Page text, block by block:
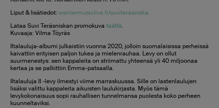
Liput & lisätiedot: warnermusiclive.fi/suviterasniska
Lataa Suvi Teräsniskan promokuva täältä.
Kuvaaja: Vilma Töyräs
Iltalauluja-albumi julkaistiin vuonna 2020, jolloin suomalaisissa perheissä
kaivattiin erityisen paljon tukea ja mielenrauhaa. Levy on ollut
suurmenestys: sen kappaleita on striimattu yhteensä yli 40 miljoonaa
kertaa ja se palkittiin Emma-patsaalla.
Iltalauluja II -levy ilmestyi viime marraskuussa. Sille on lastenlaulujen
lisäksi valittu kappaleita aikuisten laulukirjasta. Myös tämä
levykokonaisuus sopii rauhallisen tunnelmansa puolesta koko perheen
kuunneltaviksi.